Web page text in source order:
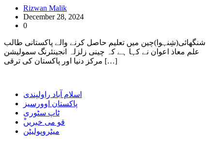
Rizwan Malik
December 28, 2024
0
شنگھائی(شِنہوا)چین میں تعلیم حاصل کرنے والے پاکستانی طالب
علم معاذ اعوان نے کہا ہے کہ چینی زلزلہ انجینئرنگ سمولیشن
مرکز دنیا اور پاکستان کی ترقی […]
اسلام آباد راولپندی
پاکستان اوورسیز
ٹاپ سٹوری
ْقو می خبریں
میٹروپولیٹن